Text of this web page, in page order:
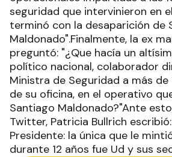
seguridad que intervinieron en
terminó con la desaparición de
Maldonado".Finalmente, la ex
preguntó: "¿Que hacía un
político nacional, colaborador
Ministra de Seguridad a más
de su oficina, en el operativo
Santiago Maldonado?"Ante
Twitter, Patricia Bullrich escribió:
Presidente: la única que le
durante 12 años fue Ud y sus